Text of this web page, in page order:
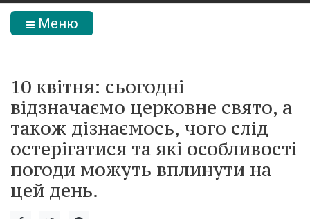
Меню
10 квітня: сьогодні
відзначаємо церковне свято, а
також дізнаємось, чого слід
остерігатися та які особливості
погоди можуть вплинути на
цей день.